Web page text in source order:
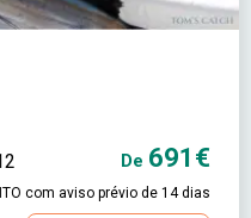
De 691€
com aviso prévio de 14 dias